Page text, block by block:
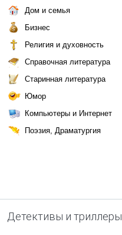
Дом и семья
Бизнес
Религия и духовность
Справочная литература
Старинная литература
Юмор
Компьютеры и Интернет
Поэзия, Драматургия
Детективы и триллеры